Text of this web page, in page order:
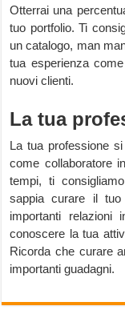
Otterrai una
tuo portfolio. Ti
un catalogo, man
tua esperienza
nuovi clienti.
La tua
La tua professione
come collaboratore
tempi, ti
sappia curare il
importanti relazioni
conoscere la tua
Ricorda che curare
importanti guadagni.